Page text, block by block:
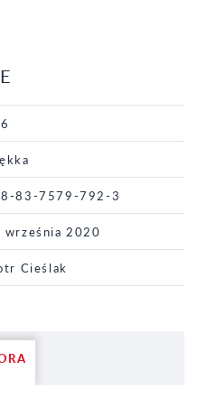
83-7579-792-3
września 2020
Cieślak